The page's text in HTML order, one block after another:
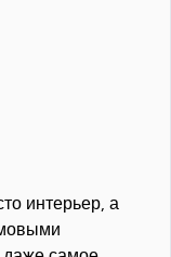
интерьер, а